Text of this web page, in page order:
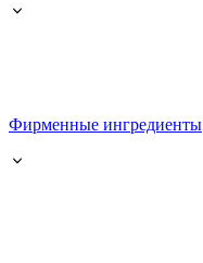
Фирменные ингредиенты